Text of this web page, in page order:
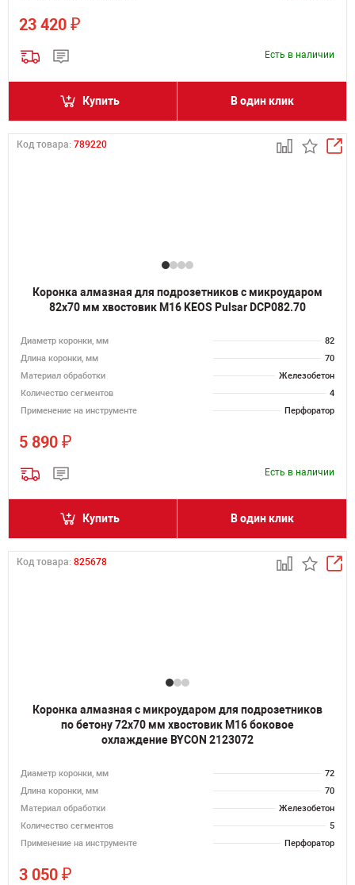
23 420 ₽
Есть в наличии
Купить В один клик
Код товара: 789220
Коронка алмазная для подрозетников с микроударом
82х70 мм хвостовик M16 KEOS Pulsar DCP082.70
Диаметр коронки, мм
82
Длина коронки, мм
70
Материал обработки
Железобетон
Количество сегментов
4
Применение на инструменте
Перфоратор
5 890 ₽
Есть в наличии
Купить В один клик
Код товара: 825678
Коронка алмазная с микроударом для подрозетников
по бетону 72х70 мм хвостовик M16 боковое
охлаждение BYCON 2123072
Диаметр коронки, мм
72
Длина коронки, мм
70
Материал обработки
Железобетон
Количество сегментов
5
Применение на инструменте
Перфоратор
3 050 ₽